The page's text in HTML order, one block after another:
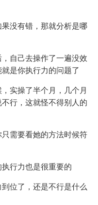
没有错，那就分析是哪
自己去操作了一遍没效
是你执行力的问题了
实操了半个月，几个月
行，这就怪不得别人的
需要看她的方法时候符
行力也是很重要的
位了，还是不行是什么